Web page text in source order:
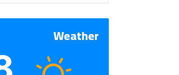
Weather